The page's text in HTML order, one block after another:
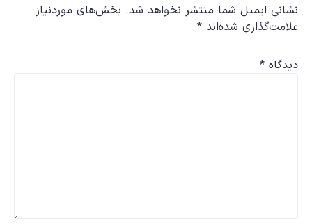
نشانی ایمیل شما منتشر نخواهد شد. بخش‌های موردنیاز
علامت‌گذاری شده‌اند *
دیدگاه *